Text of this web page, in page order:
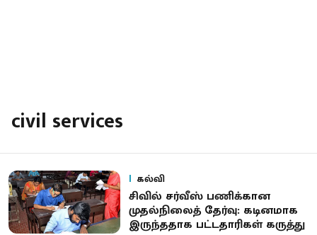
civil services
கல்வி
சிவில் சர்வீஸ் பணிக்கான
முதல்நிலைத் தேர்வு: கடினமாக
இருந்ததாக பட்டதாரிகள் கருத்து